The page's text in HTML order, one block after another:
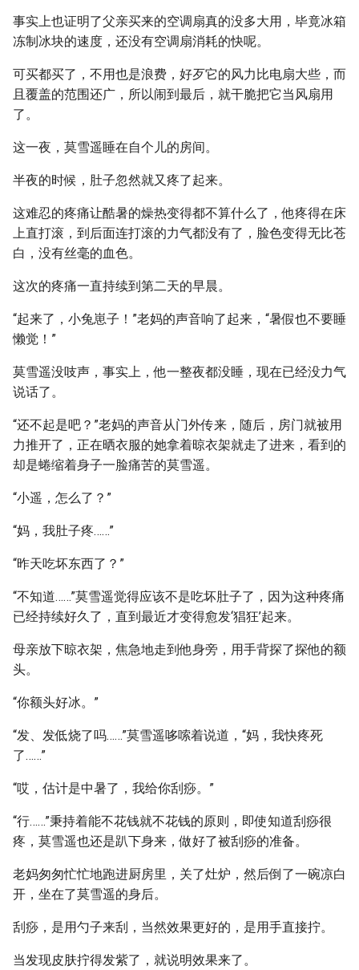
事实上也证明了父亲买来的空调扇真的没多大用，毕竟冰箱
冻制冰块的速度，还没有空调扇消耗的快呢。
可买都买了，不用也是浪费，好歹它的风力比电扇大些，而
且覆盖的范围还广，所以闹到最后，就干脆把它当风扇用
了。
这一夜，莫雪遥睡在自个儿的房间。
半夜的时候，肚子忽然就又疼了起来。
这难忍的疼痛让酷暑的燥热变得都不算什么了，他疼得在床
上直打滚，到后面连打滚的力气都没有了，脸色变得无比苍
白，没有丝毫的血色。
这次的疼痛一直持续到第二天的早晨。
“起来了，小兔崽子！”老妈的声音响了起来，“暑假也不要睡
懒觉！”
莫雪遥没吱声，事实上，他一整夜都没睡，现在已经没力气
说话了。
“还不起是吧？”老妈的声音从门外传来，随后，房门就被用
力推开了，正在晒衣服的她拿着晾衣架就走了进来，看到的
却是蜷缩着身子一脸痛苦的莫雪遥。
“小遥，怎么了？”
“妈，我肚子疼……”
“昨天吃坏东西了？”
“不知道……”莫雪遥觉得应该不是吃坏肚子了，因为这种疼痛
已经持续好久了，直到最近才变得愈发‘猖狂’起来。
母亲放下晾衣架，焦急地走到他身旁，用手背探了探他的额
头。
“你额头好冰。”
“发、发低烧了吗……”莫雪遥哆嗦着说道，“妈，我快疼死
了……”
“哎，估计是中暑了，我给你刮痧。”
“行……”秉持着能不花钱就不花钱的原则，即使知道刮痧很
疼，莫雪遥也还是趴下身来，做好了被刮痧的准备。
老妈匆匆忙忙地跑进厨房里，关了灶炉，然后倒了一碗凉白
开，坐在了莫雪遥的身后。
刮痧，是用勺子来刮，当然效果更好的，是用手直接拧。
当发现皮肤拧得发紫了，就说明效果来了。